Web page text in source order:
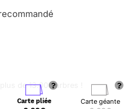
Carte pliée Carte géante
de 13.000 arbres !